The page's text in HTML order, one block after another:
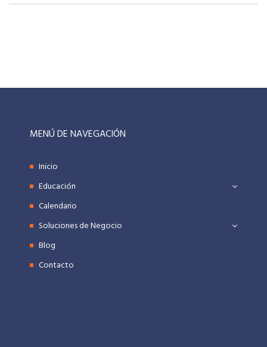
MENÚ DE NAVEGACIÓN
Inicio
Educación
Calendario
Soluciones de Negocio
Blog
Contacto